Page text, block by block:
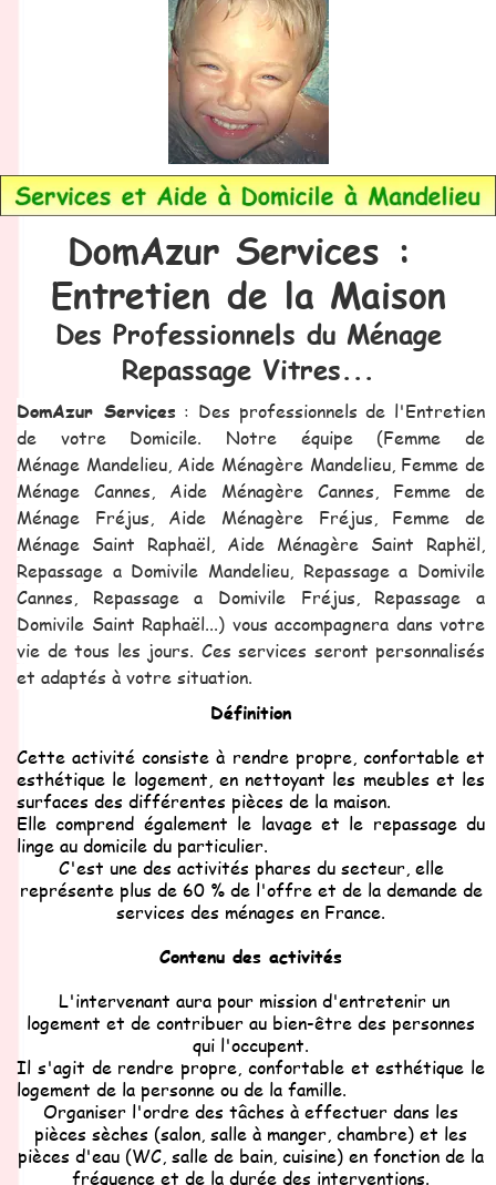
DomAzur Services :
Entretien de la Maison
Des Professionnels du Ménage
Repassage Vitres...
DomAzur Services : Des professionnels de l'Entretien
de votre Domicile. Notre équipe (Femme de
Ménage Mandelieu, Aide Ménagère Mandelieu, Femme de
Ménage Cannes, Aide Ménagère Cannes, Femme de
Ménage Fréjus, Aide Ménagère Fréjus, Femme de
Ménage Saint Raphaël, Aide Ménagère Saint Raphël,
Repassage a Domivile Mandelieu, Repassage a Domivile
Cannes, Repassage a Domivile Fréjus, Repassage a
Domivile Saint Raphaël...) vous accompagnera dans votre
vie de tous les jours. Ces services seront personnalisés
et adaptés à votre situation.
Définition
Cette activité consiste à rendre propre, confortable et
esthétique le logement, en nettoyant les meubles et les
surfaces des différentes pièces de la maison.
Elle comprend également le lavage et le repassage du
linge au domicile du particulier.
C'est une des activités phares du secteur, elle
représente plus de 60 % de l'offre et de la demande de
services des ménages en France.
Contenu des activités
L'intervenant aura pour mission d'entretenir un
logement et de contribuer au bien-être des personnes
qui l'occupent.
Il s'agit de rendre propre, confortable et esthétique le
logement de la personne ou de la famille.
Organiser l'ordre des tâches à effectuer dans les
pièces sèches (salon, salle à manger, chambre) et les
pièces d'eau (WC, salle de bain, cuisine) en fonction de la
fréquence et de la durée des interventions.